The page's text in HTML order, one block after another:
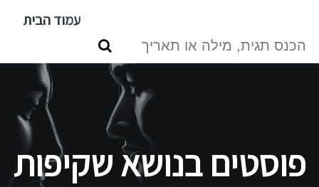
לתוכן
עמוד הבית
פוסטים בנושא שקיפות